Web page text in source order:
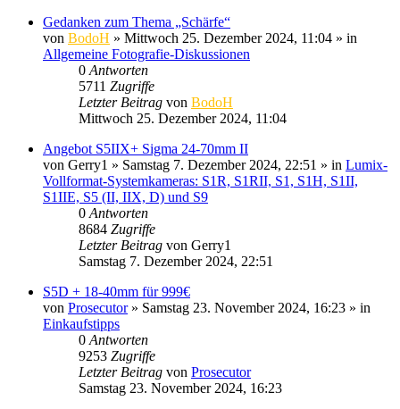
Gedanken zum Thema „Schärfe“
von BodoH » Mittwoch 25. Dezember 2024, 11:04 » in
Allgemeine Fotografie-Diskussionen
0 Antworten
5711 Zugriffe
Letzter Beitrag von BodoH
Mittwoch 25. Dezember 2024, 11:04
Angebot S5IIX+ Sigma 24-70mm II
von Gerry1 » Samstag 7. Dezember 2024, 22:51 » in Lumix-
Vollformat-Systemkameras: S1R, S1RII, S1, S1H, S1II,
S1IIE, S5 (II, IIX, D) und S9
0 Antworten
8684 Zugriffe
Letzter Beitrag von Gerry1
Samstag 7. Dezember 2024, 22:51
S5D + 18-40mm für 999€
von Prosecutor» Samstag 23. November 2024, 16:23 » in
Einkaufstipps
0 Antworten
9253 Zugriffe
Letzter Beitrag von Prosecutor
Samstag 23. November 2024, 16:23